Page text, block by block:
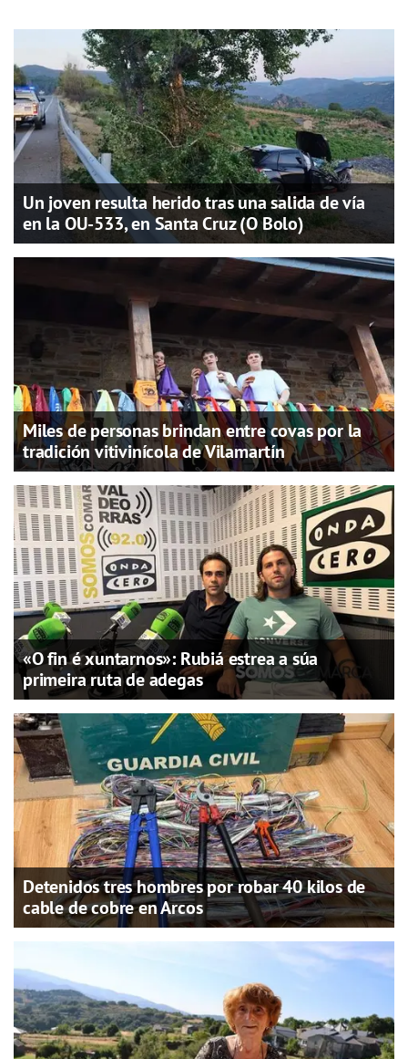
Un joven resulta herido tras una salida de vía
en la OU-533, en Santa Cruz (O Bolo)
Miles de personas brindan entre covas por la
tradición vitivinícola de Vilamartín
«O fin é xuntarnos»: Rubiá estrea a súa
primeira ruta de adegas
Detenidos tres hombres por robar 40 kilos de
cable de cobre en Arcos